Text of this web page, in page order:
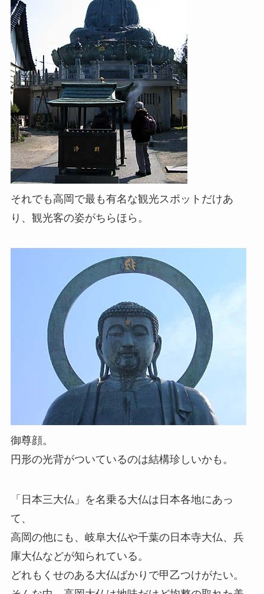
それでも高岡で最も有名な観光スポットだけあ
り、観光客の姿がちらほら。
御尊顔。
円形の光背がついているのは結構珍しいかも。
「日本三大仏」を名乗る大仏は日本各地にあっ
て、
高岡の他にも、岐阜大仏や千葉の日本寺大仏、兵
庫大仏などが知られている。
どれもくせのある大仏ばかりで甲乙つけがたい。